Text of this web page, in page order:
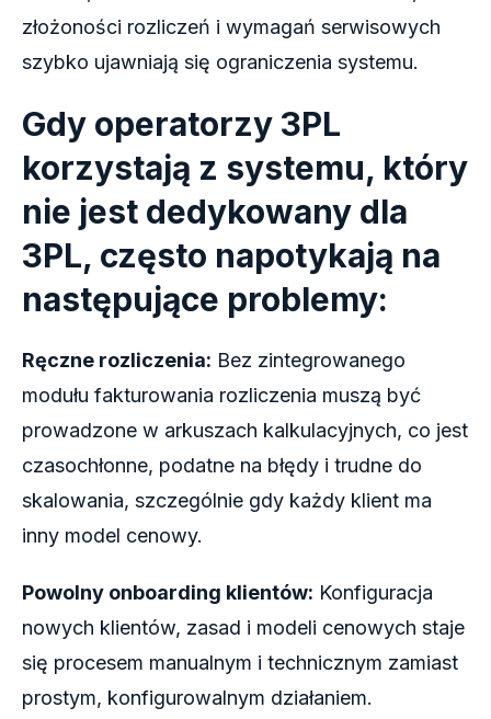
złożoności rozliczeń i wymagań serwisowych
szybko ujawniają się ograniczenia systemu.
Gdy operatorzy 3PL
korzystają z systemu, który
nie jest dedykowany dla
3PL, często napotykają na
następujące problemy:
Ręczne rozliczenia: Bez zintegrowanego
modułu fakturowania rozliczenia muszą być
prowadzone w arkuszach kalkulacyjnych, co jest
czasochłonne, podatne na błędy i trudne do
skalowania, szczególnie gdy każdy klient ma
inny model cenowy.
Powolny onboarding klientów: Konfiguracja
nowych klientów, zasad i modeli cenowych staje
się procesem manualnym i technicznym zamiast
prostym, konfigurowalnym działaniem.